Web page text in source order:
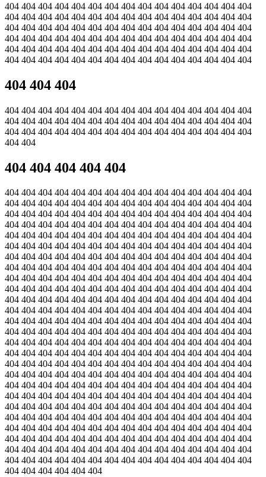
404 404 404 404 404 404 404 404 404 404 404 404 404 404 404
404 404 404 404 404 404 404 404 404 404 404 404 404 404 404
404 404 404 404 404 404 404 404 404 404 404 404 404 404 404
404 404 404 404 404 404 404 404 404 404 404 404 404 404 404
404 404 404 404 404 404 404 404 404 404 404 404 404 404 404
404 404 404 404 404 404 404 404 404 404 404 404 404 404 404
404 404 404
404 404 404 404 404 404 404 404 404 404 404 404 404 404 404
404 404 404 404 404 404 404 404 404 404 404 404 404 404 404
404 404 404 404 404 404 404 404 404 404 404 404 404 404 404
404 404
404 404 404 404 404
404 404 404 404 404 404 404 404 404 404 404 404 404 404 404
404 404 404 404 404 404 404 404 404 404 404 404 404 404 404
404 404 404 404 404 404 404 404 404 404 404 404 404 404 404
404 404 404 404 404 404 404 404 404 404 404 404 404 404 404
404 404 404 404 404 404 404 404 404 404 404 404 404 404 404
404 404 404 404 404 404 404 404 404 404 404 404 404 404 404
404 404 404 404 404 404 404 404 404 404 404 404 404 404 404
404 404 404 404 404 404 404 404 404 404 404 404 404 404 404
404 404 404 404 404 404 404 404 404 404 404 404 404 404 404
404 404 404 404 404 404 404 404 404 404 404 404 404 404 404
404 404 404 404 404 404 404 404 404 404 404 404 404 404 404
404 404 404 404 404 404 404 404 404 404 404 404 404 404 404
404 404 404 404 404 404 404 404 404 404 404 404 404 404 404
404 404 404 404 404 404 404 404 404 404 404 404 404 404 404
404 404 404 404 404 404 404 404 404 404 404 404 404 404 404
404 404 404 404 404 404 404 404 404 404 404 404 404 404 404
404 404 404 404 404 404 404 404 404 404 404 404 404 404 404
404 404 404 404 404 404 404 404 404 404 404 404 404 404 404
404 404 404 404 404 404 404 404 404 404 404 404 404 404 404
404 404 404 404 404 404 404 404 404 404 404 404 404 404 404
404 404 404 404 404 404 404 404 404 404 404 404 404 404 404
404 404 404 404 404 404 404 404 404 404 404 404 404 404 404
404 404 404 404 404 404 404 404 404 404 404 404 404 404 404
404 404 404 404 404 404 404 404 404 404 404 404 404 404 404
404 404 404 404 404 404 404 404 404 404 404 404 404 404 404
404 404 404 404 404 404 404 404 404 404 404 404 404 404 404
404 404 404 404 404 404